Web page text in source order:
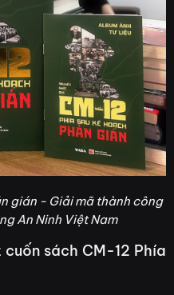
gián - Giải mã thành công
An Ninh Việt Nam
sách CM-12 Phía